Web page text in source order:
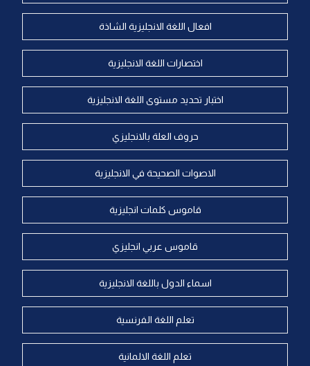
افعال اللغة الانجليزية الشاذة
اختصارات اللغة الانجليزية
اختبار تحديد مستوى اللغة الانجليزية
حروف العلة بالانجليزي
الاصوات الصحيحة في الانجليزية
قاموس كلمات انجليزية
قاموس عربي انجليزي
اسماء الدول باللغة الانجليزية
تعلم اللغة الفرنسية
تعلم اللغة الالمانية